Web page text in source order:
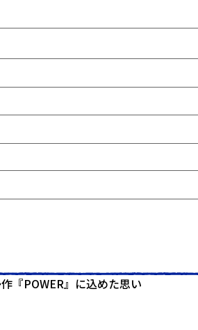
『POWER』に込めた思い